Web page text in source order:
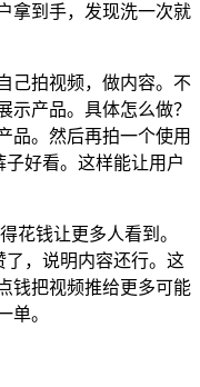
拿到手，发现洗一次就
己拍视频，做内容。不
示产品。具体怎么做？
品。然后再拍一个使用
好看。这样能让用户
花钱让更多人看到。
了，说明内容还行。这
钱把视频推给更多可能
单。